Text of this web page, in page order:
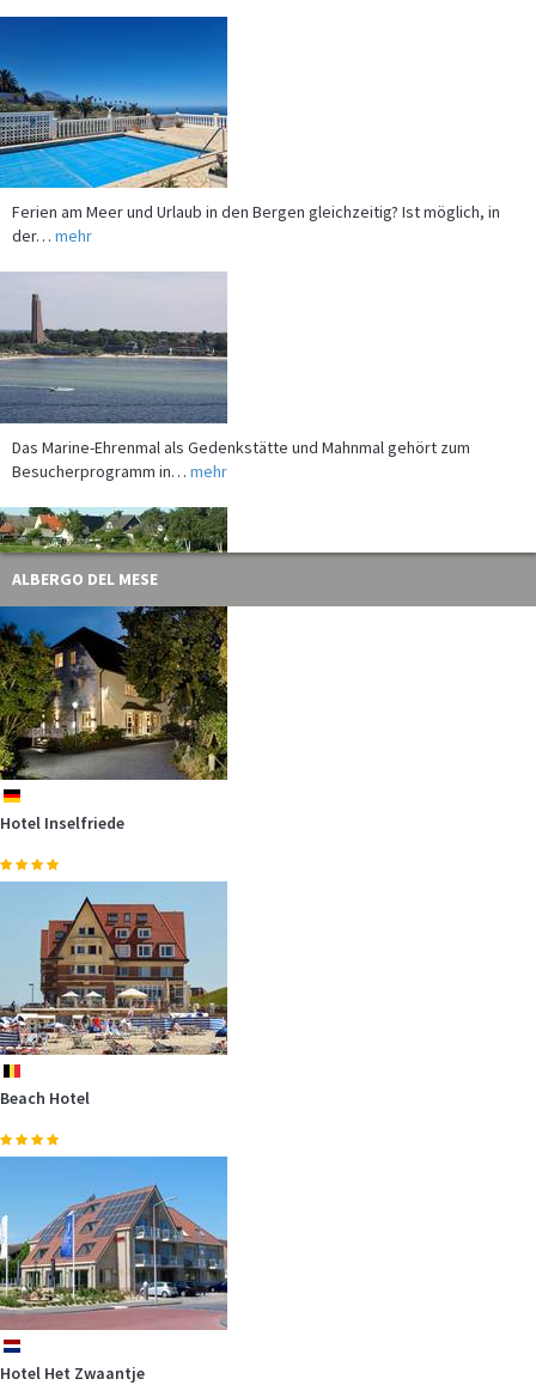
der…mehr
Besucherprogramm in…mehr
In den Ferien bei unserem Partner - der Gebietsgemeinschaft Grünes
Binnenland -…
Traditionelle Segelschiffe auf dem Ijsselmeer, Wattenmeer und den
friesischen…mehr
Mögen Sie die roten Nasen? Dann sind Sie bei unserem Ferien am
Meer Partner, dem…mehr
ALBERGO DEL MESE
de
Hotel Inselfriede
be
Beach Hotel
nl
Hotel Het Zwaantje